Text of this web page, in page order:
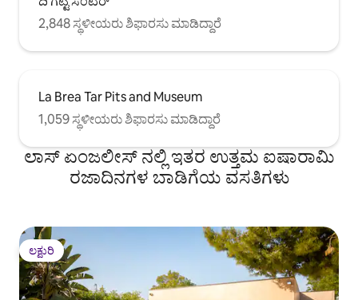
ನಗರವು ತುಂಬಾ ದೊಡ್ಡದಾಗಿದೆ. ನನ್ನ ಅನೇಕ ಗೆಸ್ಟ್‌ಗಳು
ಅದರ ಅನುಕೂಲಕ್ಕಾಗಿ Uber ಅನ್ನು ಸಹ ಬಳಸುತ್ತಾರೆ.
ಘಟಕದ ಒಳಗೆ ಧೂಮಪಾನವಿಲ್ಲ. ಯಾವುದೇ
ಸಾಕುಪ್ರಾಣಿಗಳಿಲ್ಲ. ಹೊರಾಂಗಣ ಶವರ್ ಅನ್ನು ಮುಖ್ಯ
ಹೊಂದಿರುವ ಗೆಸ್ಟ್‌ಗಳಿಗೆ ಸ್ಥಳವು ಅನುಕೂಲಕರವಾಗಿಲ್ಲ.
2,848 ಸ್ಥಳೀಯರು ಶಿಫಾರಸು ಮಾಡಿದ್ದಾರೆ
La Brea Tar Pits and Museum
1,059 ಸ್ಥಳೀಯರು ಶಿಫಾರಸು ಮಾಡಿದ್ದಾರೆ
ಲಾಸ್ ಏಂಜಲೀಸ್ ನಲ್ಲಿ ಇತರ ಉತ್ತಮ ಐಷಾರಾಮಿ
ರಜಾದಿನಗಳ ಬಾಡಿಗೆಯ ವಸತಿಗಳು
ಲಕ್ಷುರಿ
ಲಕ್ಷುರಿ